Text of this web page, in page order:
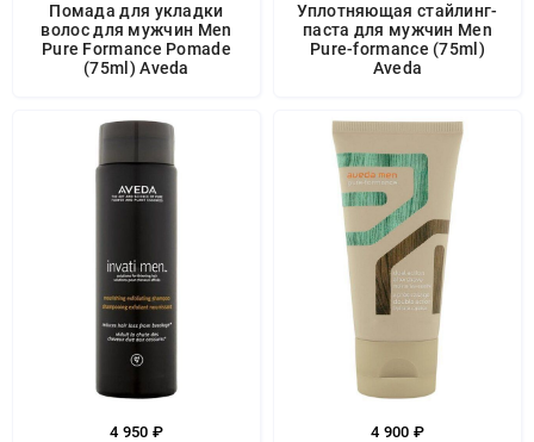
Помада для укладки
волос для мужчин Men
Pure Formance Pomade
(75ml) Aveda
Уплотняющая стайлинг-
паста для мужчин Men
Pure-formance (75ml)
Aveda
4 950 ₽ 4 900 ₽